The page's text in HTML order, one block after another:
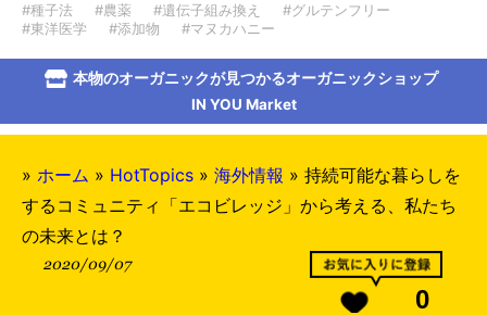
#種子法 #農薬 #遺伝子組み換え
#グルテンフリー
#東洋医学
#添加物 #マヌカハニー
本物のオーガニックが見つかるオーガニックショップ
IN YOU Market
» ホーム » HotTopics » 海外情報 » 持続可能な暮らしを
するコミュニティ「エコビレッジ」から考える、私たち
の未来とは？
2020/09/07
0